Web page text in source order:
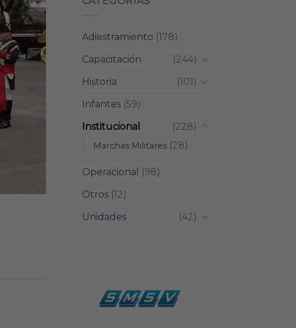
Adiestramiento (178)
Capacitación
(244)
Historia
(101)
Infantes(59)
Institucional
(228)
Marchas Militares(28)
Operacional
(98)
Otros(12)
Unidades
(42)